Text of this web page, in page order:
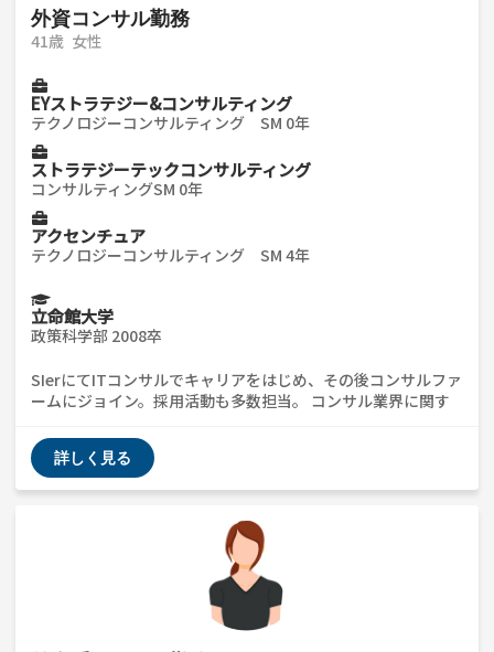
外資コンサル勤務
41歳 女性
EYストラテジー&コンサルティング
テクノロジーコンサルティング SM 0年
ストラテジーテックコンサルティング
コンサルティングSM 0年
アクセンチュア
テクノロジーコンサルティング SM 4年
立命館大学
政策科学部 2008卒
SIerにてITコンサルでキャリアをはじめ、その後コンサルファ
ームにジョイン。採用活動も多数担当。 コンサル業界に関す
す。
詳しく見る